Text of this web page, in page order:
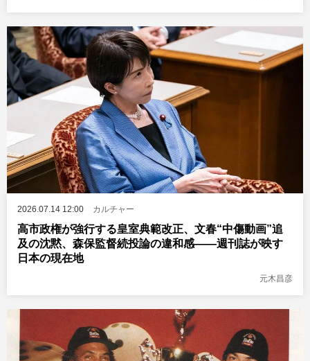
2026.07.14 12:00 カルチャー
高市政権が強行する皇室典範改正、文春“中傷動画”追
及の沈黙、森保監督続投論の違和感――週刊誌が映す
日本の現在地
元木昌彦